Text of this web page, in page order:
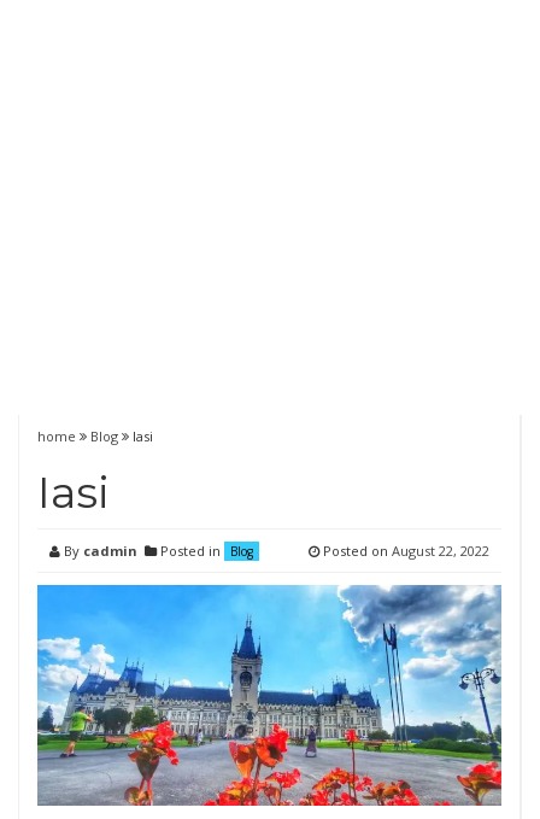
home Blog Iasi
Iasi
By cadmin Posted in Blog Posted on August 22, 2022